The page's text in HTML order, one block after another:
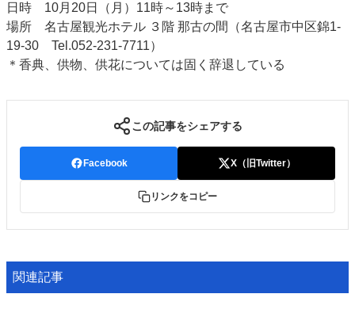
2022 見える化・MIS特集
2022 検査・校正特集
特集・デジタル印刷 ～ 新成長軌道を描く
案内
発刊案内
JFPI印刷用語集 印刷機材年鑑
購読・購入申し込み
お問い合わせ
日時 10月20日（月）11時～13時まで
場所 名古屋観光ホテル ３階 那古の間（名古屋市中区錦1-
19-30 Tel.052-231-7711）
＊香典、供物、供花については固く辞退している
この記事をシェアする
Facebook X（旧Twitter）
リンクをコピー
関連記事